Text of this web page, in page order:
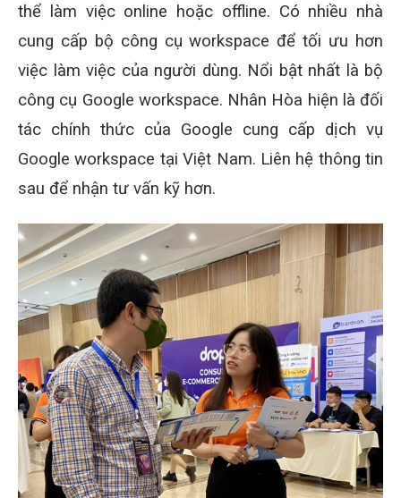
thể làm việc online hoặc offline. Có nhiều nhà
cung cấp bộ công cụ workspace để tối ưu hơn
việc làm việc của người dùng. Nổi bật nhất là bộ
công cụ Google workspace. Nhân Hòa hiện là đối
tác chính thức của Google cung cấp dịch vụ
Google workspace tại Việt Nam. Liên hệ thông tin
sau để nhận tư vấn kỹ hơn.